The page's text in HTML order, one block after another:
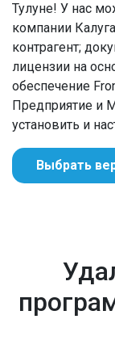
Тулуне! У нас
компании
контрагент;
лицензии на
обеспечение
Предприятие и
установить и
Выбрать